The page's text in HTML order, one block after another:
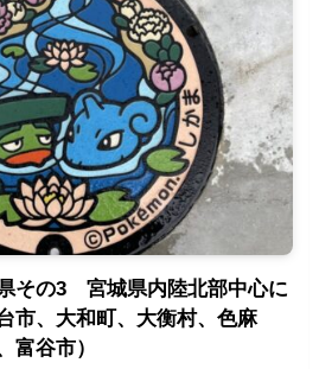
その3 宮城県内陸北部中心に
市、大和町、大衡村、色麻
富谷市）